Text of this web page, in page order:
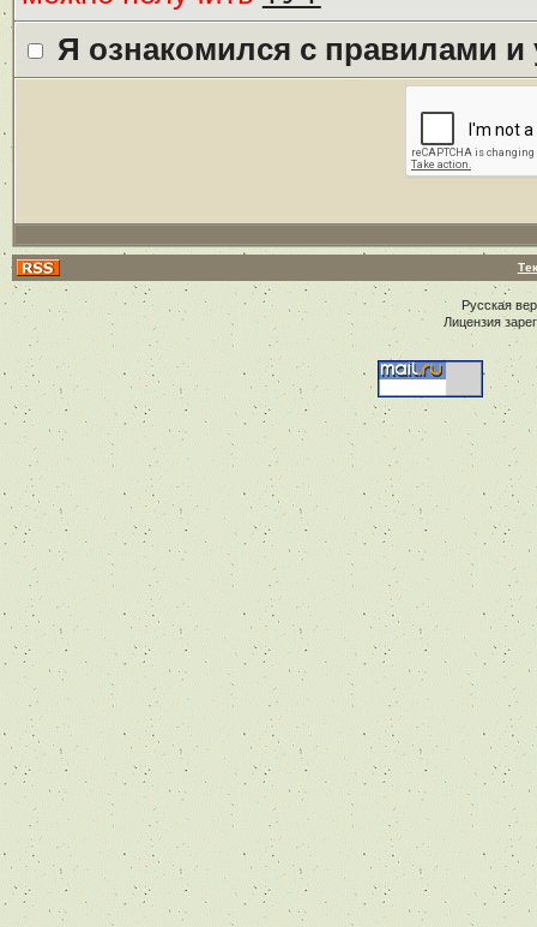
Я ознакомился с правилами
Русская
Лицензия